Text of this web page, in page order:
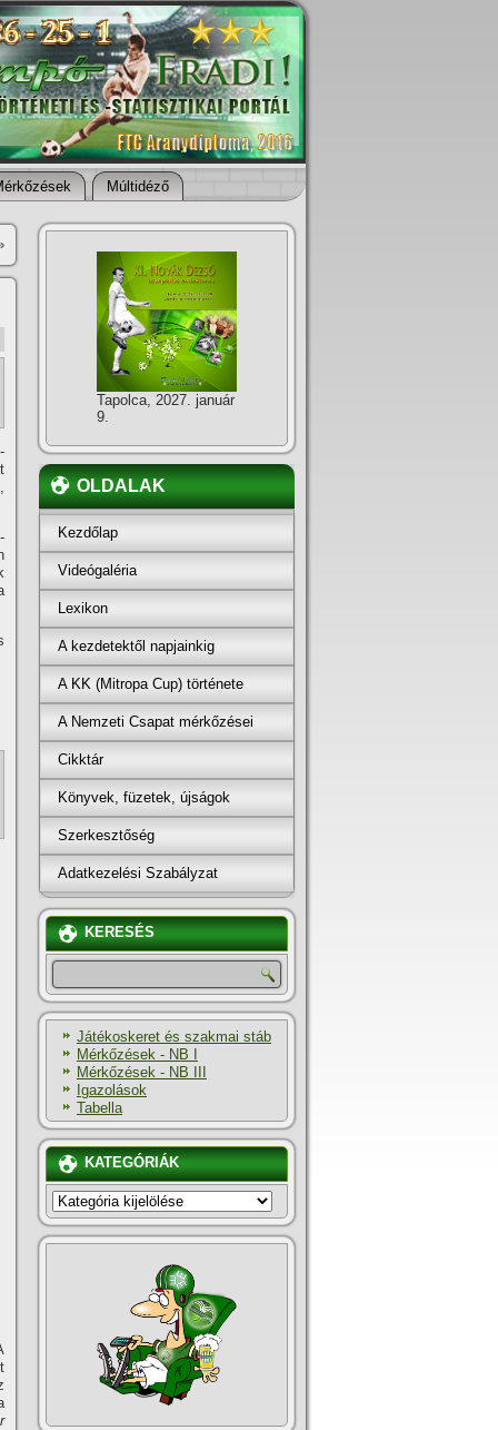
Múltidéző
Tapolca, 2027. január
9.
OLDALAK
Kezdőlap
Videógaléria
Lexikon
A kezdetektől napjainkig
A KK (Mitropa Cup) története
A Nemzeti Csapat mérkőzései
Cikktár
Könyvek, füzetek, újságok
Szerkesztőség
Adatkezelési Szabályzat
KERESÉS
Játékoskeret és szakmai stáb
Mérkőzések - NB I
Mérkőzések - NB III
Igazolások
Tabella
KATEGÓRIÁK
KATEGÓRIÁK